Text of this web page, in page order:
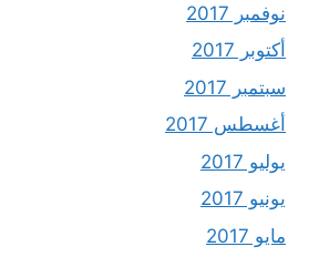
نوفمبر 2017
أكتوبر 2017
سبتمبر 2017
أغسطس 2017
يوليو 2017
يونيو 2017
مايو 2017